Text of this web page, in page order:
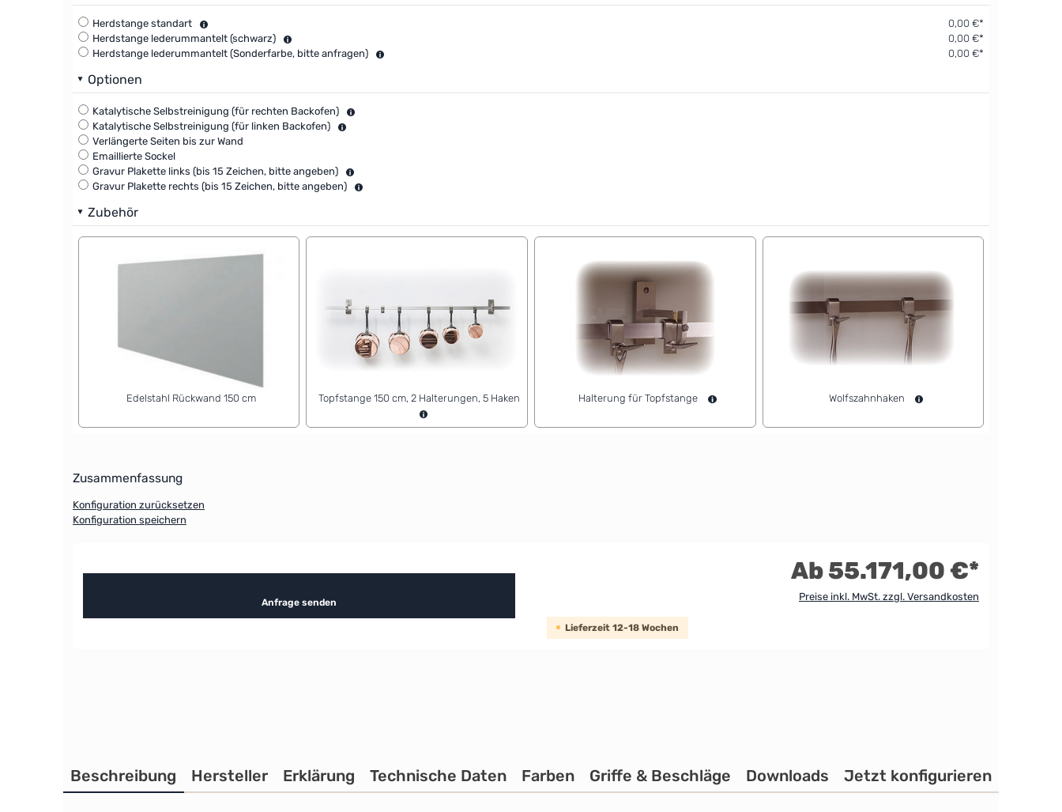
Herdstange standart
0,00 €*
Herdstange lederummantelt (schwarz)
0,00 €*
Herdstange lederummantelt (Sonderfarbe, bitte anfragen)
0,00 €*
Optionen
Katalytische Selbstreinigung (für rechten Backofen)
Katalytische Selbstreinigung (für linken Backofen)
Verlängerte Seiten bis zur Wand
Emaillierte Sockel
Gravur Plakette links (bis 15 Zeichen, bitte angeben)
Gravur Plakette rechts (bis 15 Zeichen, bitte angeben)
Zubehör
Edelstahl Rückwand 150 cm Topfstange 150 cm, 2 Halterungen, 5 Haken Halterung für Topfstange Wolfszahnhaken
Zusammenfassung
Konfiguration zurücksetzen
Konfiguration speichern
Ab 55.171,00 €*
Preise inkl. MwSt. zzgl. Versandkosten
Lieferzeit 12-18 Wochen
Anfrage senden
Beschreibung Hersteller Erklärung Technische Daten Farben Griffe & Beschläge Downloads Jetzt konfigurieren